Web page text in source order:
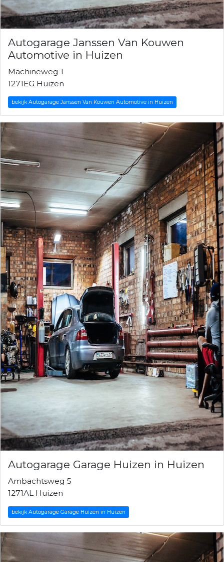
Autogarage Janssen Van Kouwen
Automotive in Huizen
Machineweg 1
1271EG Huizen
bekijk Autogarage Janssen Van Kouwen Automotive in Huizen
Autogarage Garage Huizen in Huizen
Ambachtsweg 5
1271AL Huizen
bekijk Autogarage Garage Huizen in Huizen